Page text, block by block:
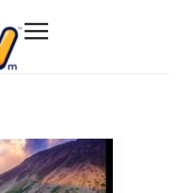
Gohov.com
≡